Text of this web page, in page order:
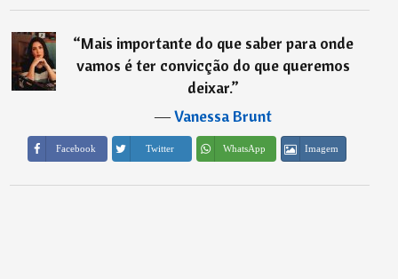
“⁠Mais importante do que saber para onde
vamos é ter convicção do que queremos
deixar.”
―Vanessa Brunt
Facebook Twitter WhatsApp Imagem